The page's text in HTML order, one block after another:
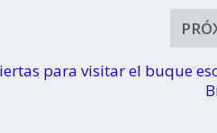
para visitar el buque